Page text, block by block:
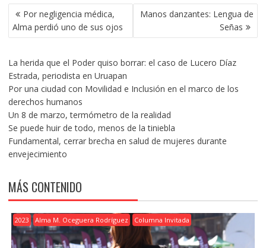
NAVEGACIÓN
DE
ENTRADAS
Por negligencia médica,
Alma perdió uno de sus ojos
Manos danzantes: Lengua de
Señas
La herida que el Poder quiso borrar: el caso de Lucero Díaz
Estrada, periodista en Uruapan
Por una ciudad con Movilidad e Inclusión en el marco de los
derechos humanos
Un 8 de marzo, termómetro de la realidad
Se puede huir de todo, menos de la tiniebla
Fundamental, cerrar brecha en salud de mujeres durante
envejecimiento
MÁS CONTENIDO
2023 Alma M. Oceguera Rodríguez Columna Invitada